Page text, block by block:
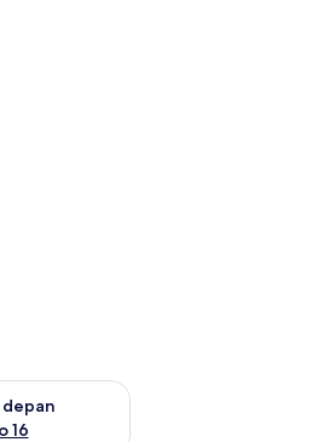
16
hujung minggu depan Ogo 14 -